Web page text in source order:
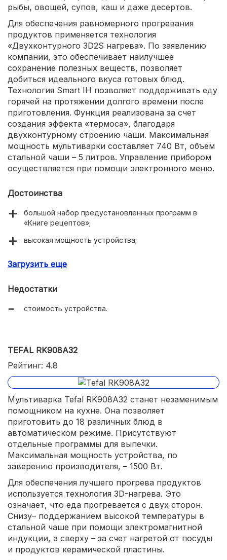
рыбы, овощей, супов, каш и даже десертов.
Для обеспечения равномерного прогревания
продуктов применяется технология
«Двухконтурного 3D2S нагрева». По заявлению
компании, это обеспечивает наилучшее
сохранение полезных веществ, позволяет
добиться идеального вкуса готовых блюд.
Технология Smart IH позволяет поддерживать еду
горячей на протяжении долгого времени после
приготовления. Функция реализована за счет
создания эффекта «термоса», благодаря
двухконтурному строению чаши. Максимальная
мощность мультиварки составляет 740 Вт, объем
стальной чаши – 5 литров. Управление прибором
осуществляется при помощи электронного меню.
Достоинства
большой набор предустановленных программ в
«Книге рецептов»;
высокая мощность устройства;
Загрузить еще
Недостатки
стоимость устройства.
TEFAL RK908A32
Рейтинг: 4.8
Мультиварка Tefal RK908A32 станет незаменимым
помощником на кухне. Она позволяет
приготовить до 18 различных блюд в
автоматическом режиме. Присутствуют
отдельные программы для выпечки.
Максимальная мощность устройства, по
заверению производителя, – 1500 Вт.
Для обеспечения лучшего прогрева продуктов
используется технология 3D-нагрева. Это
означает, что еда прогревается с двух сторон.
Снизу– поддержанием высокой температуры в
стальной чаше при помощи электромагнитной
индукции, а сверху – за счет нагретой от посуды
и продуктов керамической пластины.